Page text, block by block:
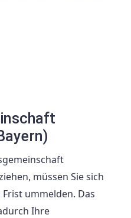
müssen Sie sich
ummelden. Das
Ihre